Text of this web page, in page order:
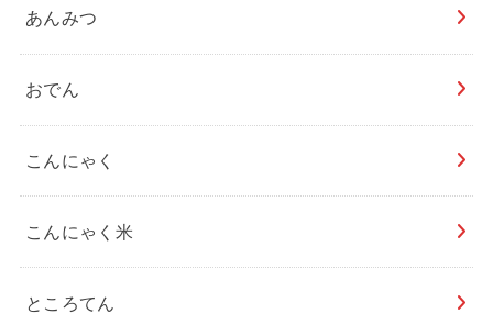
あんみつ
おでん
こんにゃく
こんにゃく米
ところてん